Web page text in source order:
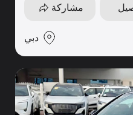
مشاركة
دبي